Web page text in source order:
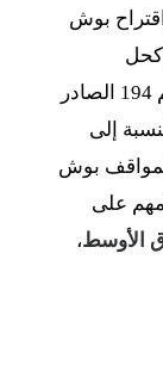
بوش
كحل
لمشكلتهم، نسفاً لقرار الأمم المتحدة رقم 194 الصادر
1948. (أما بالنسبة إلى
لمواقف بوش
على
الأوسط،